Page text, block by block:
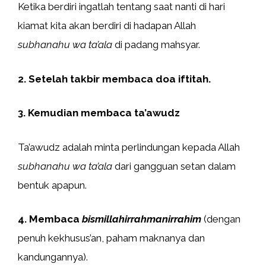
Ketika berdiri ingatlah tentang saat nanti di hari
kiamat kita akan berdiri di hadapan Allah
subhanahu wa ta’ala di padang mahsyar.
2. Setelah takbir membaca doa iftitah.
3. Kemudian membaca ta’awudz
Ta’awudz adalah minta perlindungan kepada Allah
subhanahu wa ta’ala dari gangguan setan dalam
bentuk apapun.
4. Membaca bismillahirrahmanirrahim (dengan
penuh kekhusus’an, paham maknanya dan
kandungannya).